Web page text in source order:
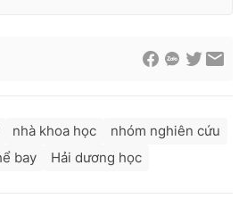
nhà khoa học
nhóm nghiên cứu
bay Hải dương học